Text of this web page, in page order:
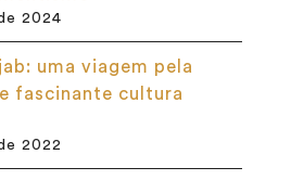
2024
uma viagem pela
fascinante cultura
2022